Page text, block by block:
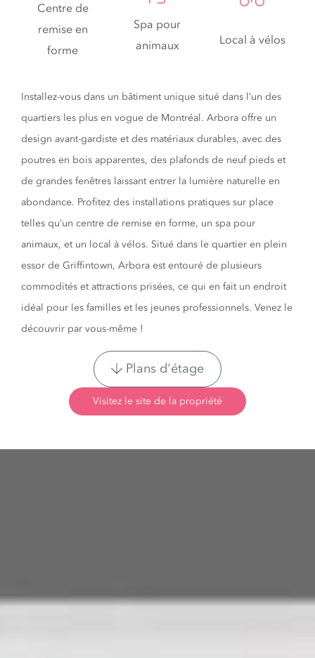
Plans d'étage
Visitez le site de la propriété
Centre de
remise en
forme
Spa pour
animaux
Local à vélos
Installez-vous dans un bâtiment unique situé dans l’un des
quartiers les plus en vogue de Montréal. Arbora offre un
design avant-gardiste et des matériaux durables, avec des
poutres en bois apparentes, des plafonds de neuf pieds et
de grandes fenêtres laissant entrer la lumière naturelle en
abondance. Profitez des installations pratiques sur place
telles qu’un centre de remise en forme, un spa pour
animaux, et un local à vélos. Situé dans le quartier en plein
essor de Griffintown, Arbora est entouré de plusieurs
commodités et attractions prisées, ce qui en fait un endroit
idéal pour les familles et les jeunes professionnels. Venez le
découvrir par vous-même !